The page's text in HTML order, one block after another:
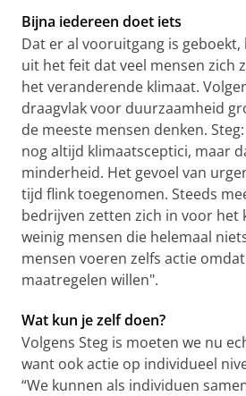
Bijna iedereen doet iets
Dat er al vooruitgang is geboekt,
uit het feit dat veel mensen zich
het veranderende klimaat.
draagvlak voor duurzaamheid
de meeste mensen denken.
nog altijd klimaatsceptici, maar
minderheid. Het gevoel van
tijd flink toegenomen. Steeds
bedrijven zetten zich in voor het
weinig mensen die helemaal
mensen voeren zelfs actie
maatregelen willen".
Wat kun je zelf doen?
Volgens Steg is moeten we nu
want ook actie op individueel
“We kunnen als individuen